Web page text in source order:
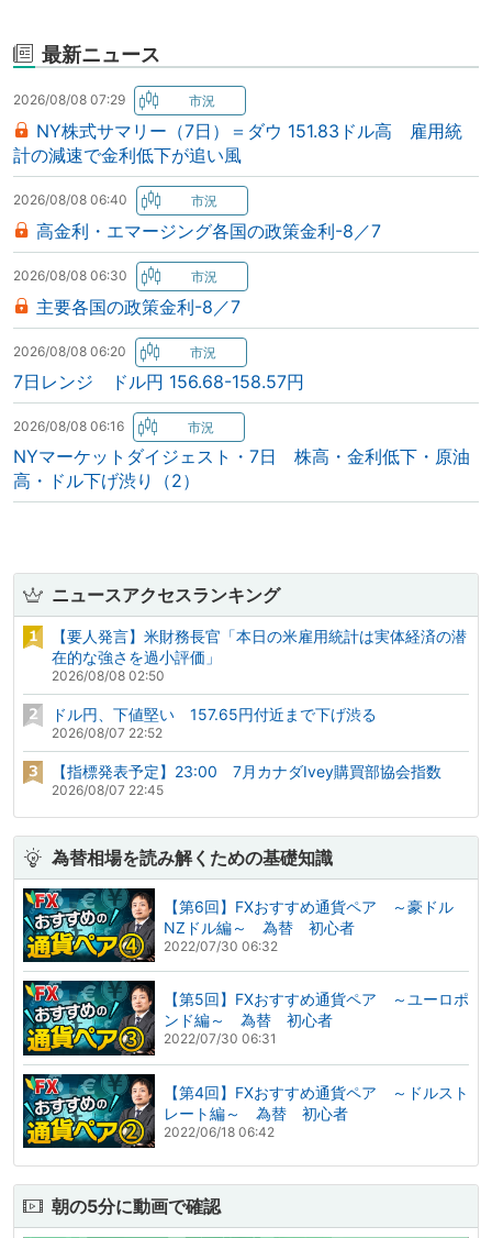
最新ニュース
2026/08/08 07:29
NY株式サマリー（7日）＝ダウ 151.83ドル高 雇用統
計の減速で金利低下が追い風
2026/08/08 06:40
高金利・エマージング各国の政策金利-8／7
2026/08/08 06:30
主要各国の政策金利-8／7
2026/08/08 06:20
7日レンジ ドル円 156.68-158.57円
2026/08/08 06:16
NYマーケットダイジェスト・7日 株高・金利低下・原油
高・ドル下げ渋り（2）
ニュースアクセスランキング
【要人発言】米財務長官「本日の米雇用統計は実体経済の潜
在的な強さを過小評価」
2026/08/08 02:50
ドル円、下値堅い 157.65円付近まで下げ渋る
2026/08/07 22:52
【指標発表予定】23:00 7月カナダIvey購買部協会指数
2026/08/07 22:45
為替相場を読み解くための基礎知識
【第6回】FXおすすめ通貨ペア ～豪ドル
NZドル編～ 為替 初心者
2022/07/30 06:32
【第5回】FXおすすめ通貨ペア ～ユーロポ
ンド編～ 為替 初心者
2022/07/30 06:31
【第4回】FXおすすめ通貨ペア ～ドルスト
レート編～ 為替 初心者
2022/06/18 06:42
朝の5分に動画で確認